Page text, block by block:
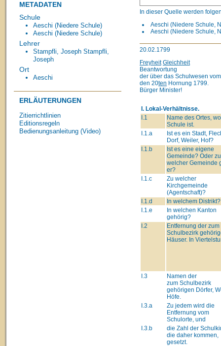
METADATEN
Schule
Aeschi (Niedere Schule)
Aeschi (Niedere Schule)
Lehrer
Stampfli, Joseph Stampfli,
Joseph
Ort
Aeschi
ERLÄUTERUNGEN
Zitierrichtlinien
Editionsregeln
Bedienungsanleitung (Video)
In dieser Quelle werden
Aeschi (Niedere Schule,
Aeschi (Niedere Schule,
20.02.1799
Freyheit Gleichheit
Beantwortung
der über das Schulwesen
den 20ten Hornung 1799.
Bürger Minister!
I. Lokal-Verhältnisse.
I.1
Name des Ortes,
Schule ist.
I.1.a
Ist es ein Stadt,
Dorf, Weiler, Hof?
I.1.b
Ist es eine eigene
Gemeinde? Oder zu
welcher Gemeinde
er?
I.1.c
Zu welcher
Kirchgemeinde
(Agentschaft)?
I.1.d
In welchem Distrikt?
I.1.e
In welchen Kanton
gehörig?
I.2
Entfernung der zum
Schulbezirk
Häuser. In
I.3
Namen der
zum Schulbezirk
gehörigen Dörfer,
Höfe.
I.3.a
Zu jedem wird die
Entfernung vom
Schulorte, und
I.3.b
die Zahl der
die daher kommen,
gesetzt.